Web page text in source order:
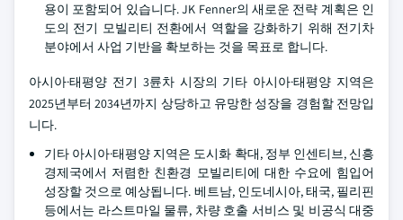
용이 포함되어 있습니다. JK Fenner의 새로운 전략 계획은 인
도의 전기 모빌리티 전환에서 역할을 강화하기 위해 전기차
분야에서 사업 기반을 확보하는 것을 목표로 합니다.
아시아·태평양 전기 3륜차 시장의 기타 아시아·태평양 지역은
2025년부터 2034년까지 상당하고 유망한 성장을 경험할 전망입
니다.
기타 아시아·태평양 지역은 도시화 확대, 정부 인센티브, 신흥
경제국에서 저렴한 친환경 모빌리티에 대한 수요에 힘입어
성장할 것으로 예상됩니다. 베트남, 인도네시아, 태국, 필리핀
등에서는 라스트마일 물류, 차량 호출 서비스 및 비공식 대중